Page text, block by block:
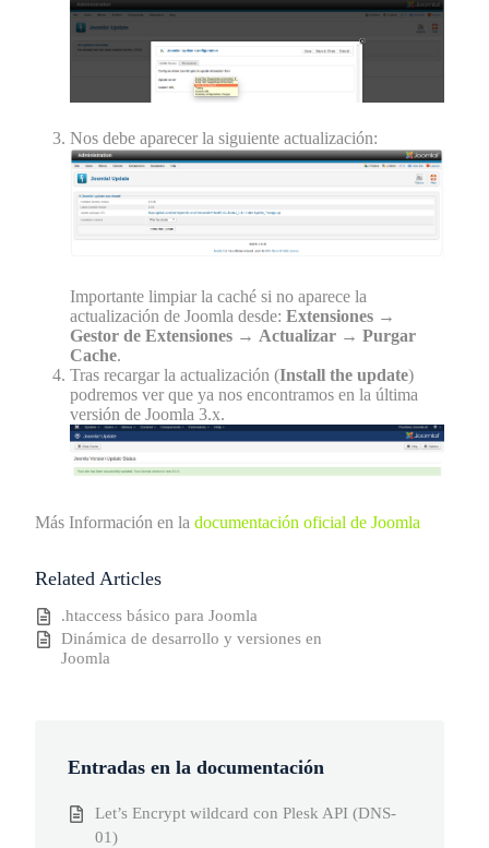
Nos debe aparecer la siguiente actualización:
Importante limpiar la caché si no aparece la
actualización de Joomla desde: Extensiones →
Gestor de Extensiones → Actualizar → Purgar
Cache.
Tras recargar la actualización (Install the update)
podremos ver que ya nos encontramos en la última
versión de Joomla 3.x.
Más Información en la documentación oficial de Joomla
Related Articles
.htaccess básico para Joomla
Dinámica de desarrollo y versiones en
Joomla
Entradas en la documentación
Let’s Encrypt wildcard con Plesk API (DNS-
01)